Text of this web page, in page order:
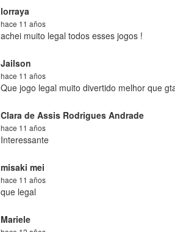
lorraya
hace 11 años
achei muito legal todos esses jogos !
Jailson
hace 11 años
Que jogo legal muito divertido melhor que
Clara de Assis Rodrigues Andrade
hace 11 años
Interessante
misaki mei
hace 11 años
que legal
Mariele